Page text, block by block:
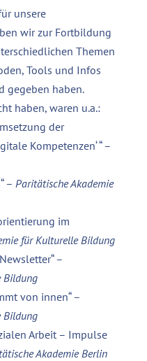
unsere
wir zur Fortbildung
Themen
Tools und Infos
gegeben haben.
haben, waren u.a.:
der
Kompetenzen‘ “ –
– Paritätische Akademie
im
für Kulturelle Bildung
–
Bildung
von innen“ –
Bildung
Arbeit – Impulse
Akademie Berlin